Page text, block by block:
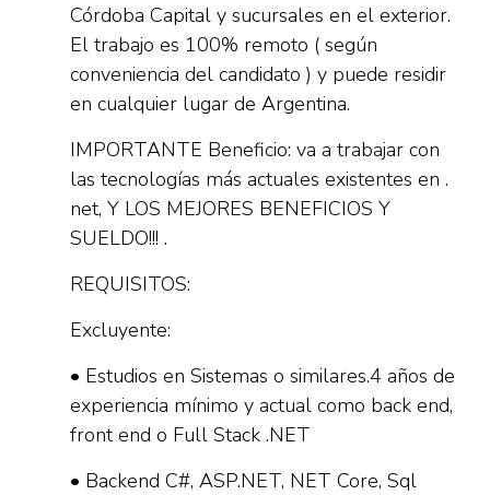
Córdoba Capital y sucursales en el exterior.
El trabajo es 100% remoto ( según
conveniencia del candidato ) y puede residir
en cualquier lugar de Argentina.
IMPORTANTE Beneficio: va a trabajar con
las tecnologías más actuales existentes en .
net, Y LOS MEJORES BENEFICIOS Y
SUELDO!!! .
REQUISITOS:
Excluyente:
• Estudios en Sistemas o similares.4 años de
experiencia mínimo y actual como back end,
front end o Full Stack .NET
• Backend C#, ASP.NET, NET Core, Sql